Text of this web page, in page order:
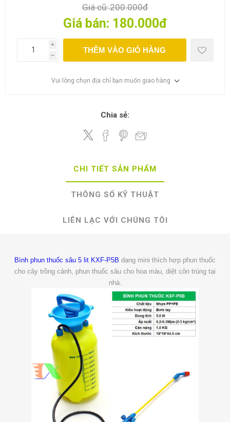
Giá cũ:200.000đ
Giá bán: 180.000đ
i
h
THÊM VÀO GIỎ HÀNG
Vui lòng chọn địa chỉ bạn muốn giao hàng
Chia sẻ:
CHI TIẾT SẢN PHẨM
THÔNG SỐ KỸ THUẬT
LIÊN LẠC VỚI CHÚNG TÔI
Bình phun thuốc sâu 5 lit KXF-P5B dạng mini thích hợp phun thuốc
cho cây trồng cảnh, phun thuốc sâu cho hoa màu, diệt côn trùng tại
nhà.